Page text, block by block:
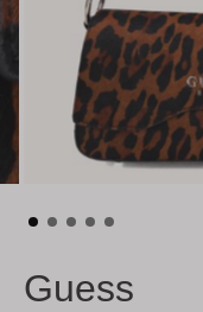
Guess